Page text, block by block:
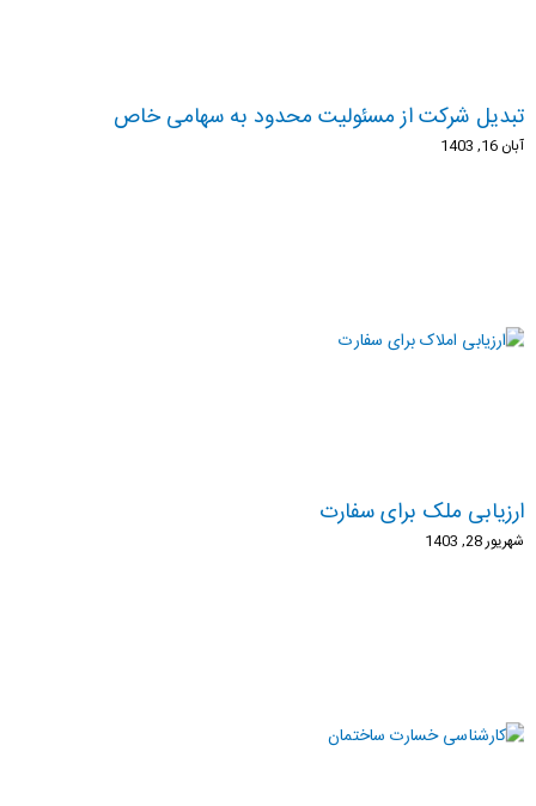
تبدیل شرکت از مسئولیت محدود به سهامی خاص
آبان 16, 1403
ارزیابی ملک برای سفارت
شهریور 28, 1403